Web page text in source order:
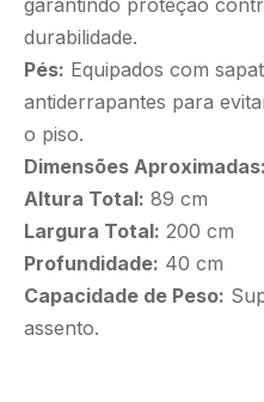
durabilidade.​
Pés: Equipados com
antiderrapantes para
o piso.​
Dimensões Aproximadas:
Altura Total: 89 cm​
Largura Total: 200 cm​
Profundidade: 40 cm
Capacidade de Peso:
assento.​